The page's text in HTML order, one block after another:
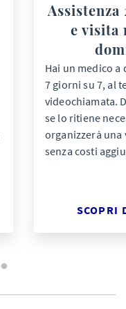
Assistenza
e visita
Hai un medico a
7 giorni su 7, al
videochiamata.
se lo ritiene
organizzerà
senza costi
SCOPRI